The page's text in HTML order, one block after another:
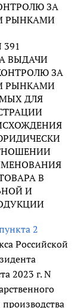
ЗА
РЫНКАМИ
391
ВЫДАЧИ
ЗА
РЫНКАМИ
ДЛЯ
В
И
2
Российской
2023 г. N